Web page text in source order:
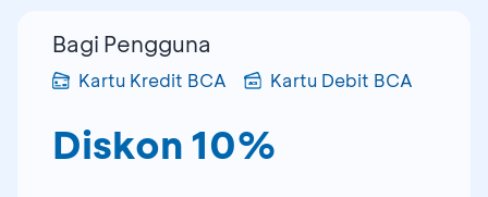
Bagi Pengguna
Kartu Kredit BCA Kartu Debit BCA
Diskon 10%